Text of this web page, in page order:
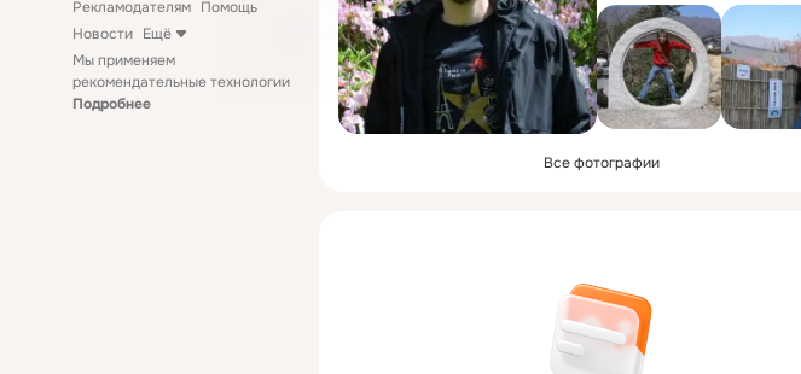
Рекламодателям Помощь
Новости Ещё
Мы применяем
рекомендательные технологии
Подробнее
Все фотографии